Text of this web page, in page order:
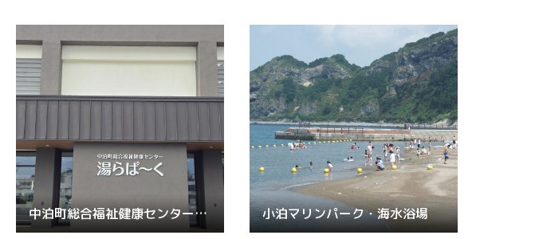
中泊町総合福祉健康センター 湯らぱ～く 小泊マリンパーク・海水浴場